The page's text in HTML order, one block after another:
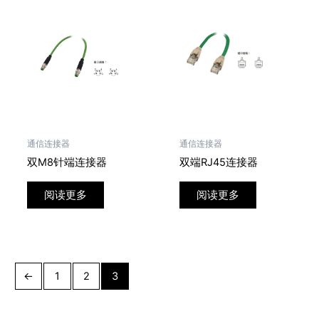
通信连接器
双M8针端连接器
阅读更多
通信连接器
双端RJ45连接器
阅读更多
← 1 2 3